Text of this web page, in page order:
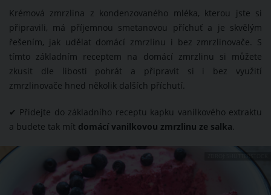
Krémová zmrzlina z kondenzovaného mléka, kterou jste si
připravili, má příjemnou smetanovou příchuť a je skvělým
řešením, jak udělat domácí zmrzlinu i bez zmrzlinovače. S
tímto základním receptem na domácí zmrzlinu si můžete
zkusit dle libosti pohrát a připravit si i bez využití
zmrzlinovače hned několik dalších příchutí.
✔ Přidejte do základního receptu kapku vanilkového extraktu
a budete tak mít domácí vanilkovou zmrzlinu ze salka.
ZDROJ: SHUTTERSTOCK